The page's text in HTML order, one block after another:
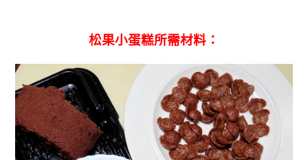
松果小蛋糕所需材料：